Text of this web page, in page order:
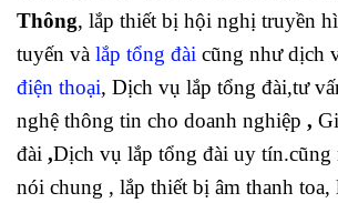
Thông, lắp thiết bị hội nghị truyền
tuyến và lắp tổng đài cũng như dịch
điện thoại, Dịch vụ lắp tổng đài,tư
nghệ thông tin cho doanh nghiệp ,
đài ,Dịch vụ lắp tổng đài uy tín.cũng
nói chung , lắp thiết bị âm thanh toa,